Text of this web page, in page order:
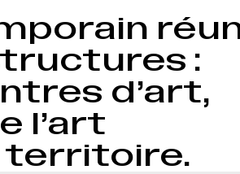
:
d’art,
l’art
territoire.